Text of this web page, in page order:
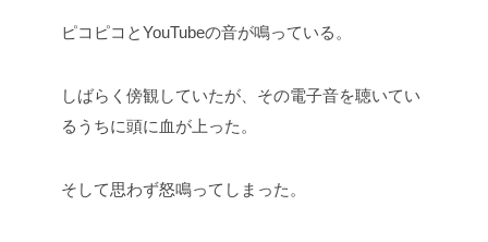
ピコピコとYouTubeの音が鳴っている。
しばらく傍観していたが、その電子音を聴いてい
るうちに頭に血が上った。
そして思わず怒鳴ってしまった。